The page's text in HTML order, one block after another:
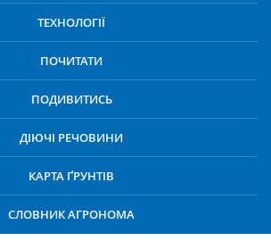
ТЕХНОЛОГІЇ
ПОЧИТАТИ
ПОДИВИТИСЬ
ДІЮЧІ РЕЧОВИНИ
КАРТА ҐРУНТІВ
СЛОВНИК АГРОНОМА